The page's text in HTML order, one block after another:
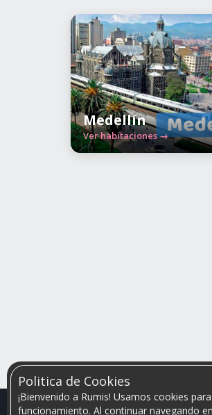
Medellín
Ver habitaciones →
Politica de Cookies
¡Bienvenido a Rumis! Usamos cookies
funcionamiento. Al continuar navegando